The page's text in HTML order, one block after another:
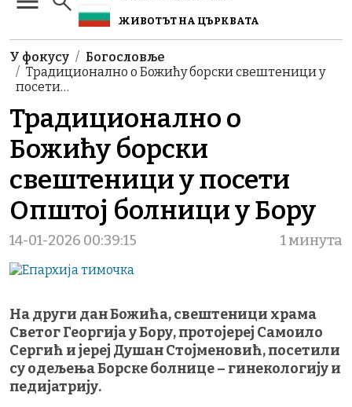
ЖИВОТЪТ НА ЦЪРКВАТА
Breadcrumb
У фокусу
Богословље
Традиционално о Божићу борски свештеници у
посети…
Традиционално о
Божићу борски
свештеници у посети
Општој болници у Бору
14-01-2026 00:39:15 1 минута
На други дан Божића, свештеници храма
Светог Георгија у Бору, протојереј Самоило
Сергић и јереј Душан Стојменовић, посетили
су одељења Борске болнице – гинекологију и
педијатрију.